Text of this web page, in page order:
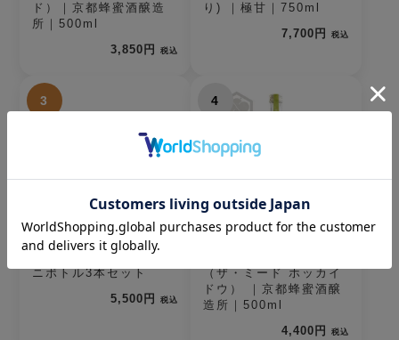
ド）｜京都蜂蜜酒醸造
所｜500ml
3,850円
税込
り) ｜極甘｜750ml
7,700円
税込
3
ポーランドミード・ミ
ニボトル3本セット
5,500円
税込
4
（ザ・ミード ホッカイ
ドウ） ｜京都蜂蜜酒醸
造所｜500ml
4,400円
税込